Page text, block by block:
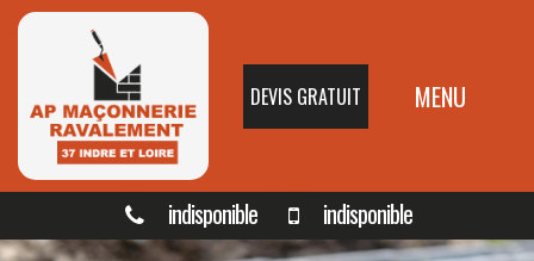
DEVIS GRATUIT MENU
indisponible indisponible